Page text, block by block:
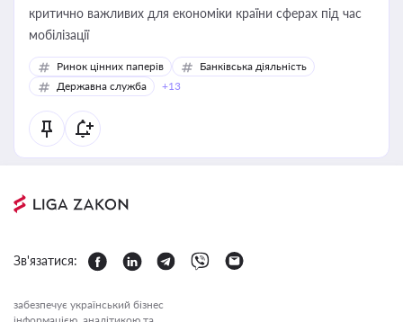
критично важливих для економіки країни сферах під час
мобілізації
Ринок цінних паперів
Банківська діяльність
Державна служба
+13
Зв'язатися:
забезпечує український бізнес